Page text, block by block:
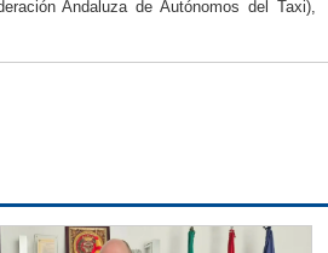
Andaluza de Autónomos del Taxi),